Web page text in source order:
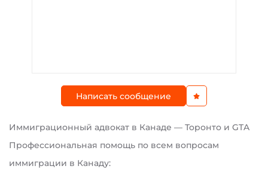
Написать сообщение
Иммиграционный адвокат в Канаде — Торонто и GTA
Профессиональная помощь по всем вопросам
иммиграции в Канаду: